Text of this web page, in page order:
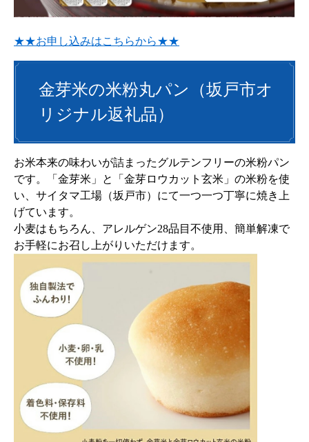
★★お申し込みはこちらから★★
金芽米の米粉丸パン（坂戸市オ
リジナル返礼品）
お米本来の味わいが詰まったグルテンフリーの米粉パン
です。「金芽米」と「金芽ロウカット玄米」の米粉を使
い、サイタマ工場（坂戸市）にて一つ一つ丁寧に焼き上
げています。
小麦はもちろん、アレルゲン28品目不使用、簡単解凍で
お手軽にお召し上がりいただけます。